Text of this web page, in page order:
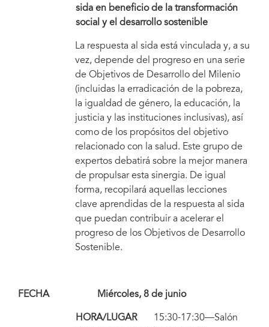
sida en beneficio de la transformación
social y el desarrollo sostenible
La respuesta al sida está vinculada y, a su
vez, depende del progreso en una serie
de Objetivos de Desarrollo del Milenio
(incluidas la erradicación de la pobreza,
la igualdad de género, la educación, la
justicia y las instituciones inclusivas), así
como de los propósitos del objetivo
relacionado con la salud. Este grupo de
expertos debatirá sobre la mejor manera
de propulsar esta sinergia. De igual
forma, recopilará aquellas lecciones
clave aprendidas de la respuesta al sida
que puedan contribuir a acelerar el
progreso de los Objetivos de Desarrollo
Sostenible.
FECHA Miércoles, 8 de junio
HORA/LUGAR 15:30-17:30—Salón